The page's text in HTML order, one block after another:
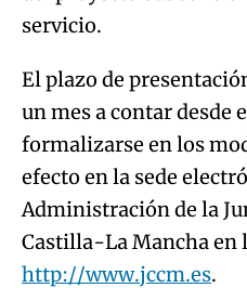
servicio.
El plazo de
un mes a contar desde
formalizarse en los
efecto en la sede
Administración de la
Castilla-La Mancha en
http://www.jccm.es.